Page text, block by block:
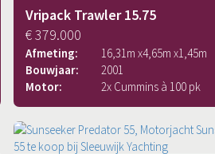
Vripack Trawler 15.75
€ 379.000
Afmeting: 16,31m x4,65m x1,45m
Bouwjaar:
2001
Motor:
2x Cummins à 100 pk